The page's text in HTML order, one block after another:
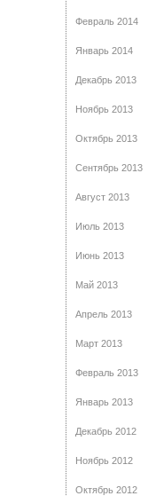
Февраль 2014
Январь 2014
Декабрь 2013
Ноябрь 2013
Октябрь 2013
Сентябрь 2013
Август 2013
Июль 2013
Июнь 2013
Май 2013
Апрель 2013
Март 2013
Февраль 2013
Январь 2013
Декабрь 2012
Ноябрь 2012
Октябрь 2012